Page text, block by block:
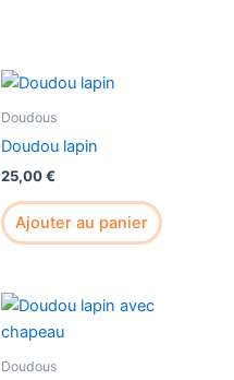
Doudous
Doudou lapin
25,00€
Ajouter au panier
Doudous